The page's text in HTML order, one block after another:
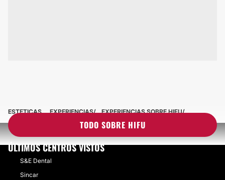
TODO SOBRE HIFU
ESTETICAS EXPERIENCIAS EXPERIENCIAS SOBRE HIFU
ÚLTIMOS CENTROS VISTOS
S&E Dental
Sincar